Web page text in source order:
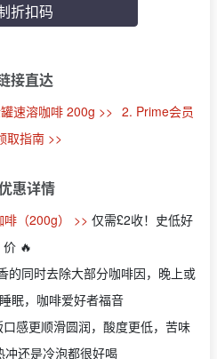
折扣码
接直达
速溶咖啡 200g >> 2. Prime会员
取指南 >>
惠详情
（200g） >> 仅需£2收！史低好
价 🔥
的同时去除大部分咖啡因，晚上或
眠，咖啡爱好者福音
感更顺滑圆润，酸度更低，苦味
冲还是冷泡都很好喝